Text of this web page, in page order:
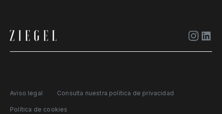
Aviso legal Consulta nuestra política de privacidad
Política de cookies